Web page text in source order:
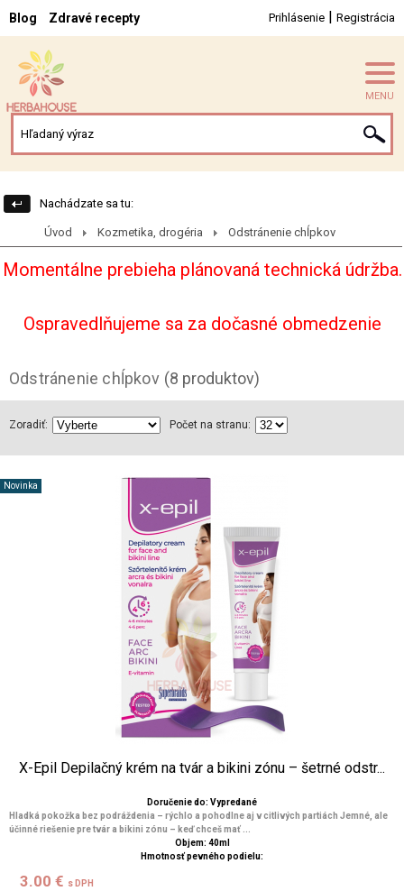
Blog Zdravé recepty Prihlásenie | Registrácia
MENU
Nachádzate sa tu:
Úvod Kozmetika, drogéria Odstránenie chĺpkov
Momentálne prebieha plánovaná technická údržba.
Ospravedlňujeme sa za dočasné obmedzenie
Odstránenie chĺpkov (8 produktov)
Zoradiť: Počet na stranu:
Novinka
X-Epil Depilačný krém na tvár a bikini zónu – šetrné odstr...
Doručenie do: Vypredané
Hladká pokožka bez podráždenia – rýchlo a pohodlne aj v citlivých partiách Jemné, ale
účinné riešenie pre tvár a bikini zónu – keď chceš mať ...
Objem: 40ml
Hmotnosť pevného podielu:
3.00 € s DPH